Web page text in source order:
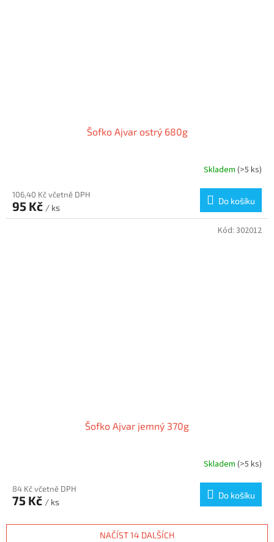
Šofko Ajvar ostrý 680g
Skladem (>5 ks)
106,40 Kč včetně DPH
95 Kč / ks
Do košíku
Šofko Ajvar jemný 370g
Skladem (>5 ks)
84 Kč včetně DPH
75 Kč / ks
Do košíku
Kód: 302012
NAČÍST 14 DALŠÍCH